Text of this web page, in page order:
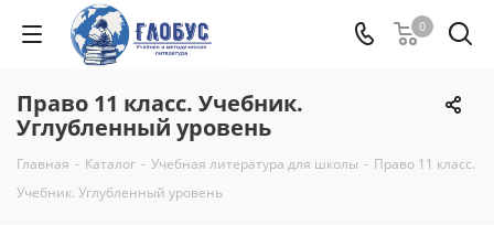
0
Право 11 класс. Учебник.
Углубленный уровень
Главная - Каталог - Учебная литература для школы - Право 11 класс.
Учебник. Углубленный уровень